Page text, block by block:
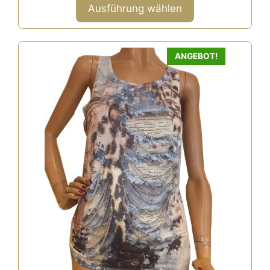
n
5
Ausführung wählen
ANGEBOT!